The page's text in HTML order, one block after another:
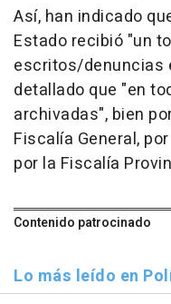
Así, han indicado
Estado recibió "un
escritos/denuncias
detallado que "en
archivadas", bien
Fiscalía General,
por la Fiscalía
Contenido patrocinado
Lo más leído en